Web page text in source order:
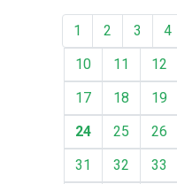
1 2 3 4
10
11 12
17
18 19
24
25 26
31
32 33